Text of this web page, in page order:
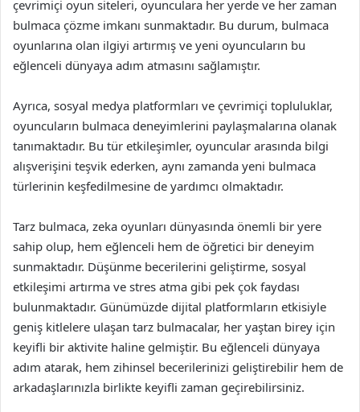
çevrimiçi oyun siteleri, oyunculara her yerde ve her zaman
bulmaca çözme imkanı sunmaktadır. Bu durum, bulmaca
oyunlarına olan ilgiyi artırmış ve yeni oyuncuların bu
eğlenceli dünyaya adım atmasını sağlamıştır.
Ayrıca, sosyal medya platformları ve çevrimiçi topluluklar,
oyuncuların bulmaca deneyimlerini paylaşmalarına olanak
tanımaktadır. Bu tür etkileşimler, oyuncular arasında bilgi
alışverişini teşvik ederken, aynı zamanda yeni bulmaca
türlerinin keşfedilmesine de yardımcı olmaktadır.
Tarz bulmaca, zeka oyunları dünyasında önemli bir yere
sahip olup, hem eğlenceli hem de öğretici bir deneyim
sunmaktadır. Düşünme becerilerini geliştirme, sosyal
etkileşimi artırma ve stres atma gibi pek çok faydası
bulunmaktadır. Günümüzde dijital platformların etkisiyle
geniş kitlelere ulaşan tarz bulmacalar, her yaştan birey için
keyifli bir aktivite haline gelmiştir. Bu eğlenceli dünyaya
adım atarak, hem zihinsel becerilerinizi geliştirebilir hem de
arkadaşlarınızla birlikte keyifli zaman geçirebilirsiniz.